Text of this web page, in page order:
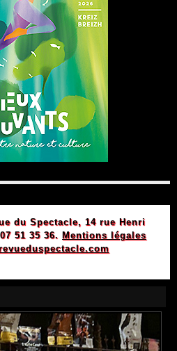
du Spectacle, 14 rue Henri
51 35 36. Mentions légales